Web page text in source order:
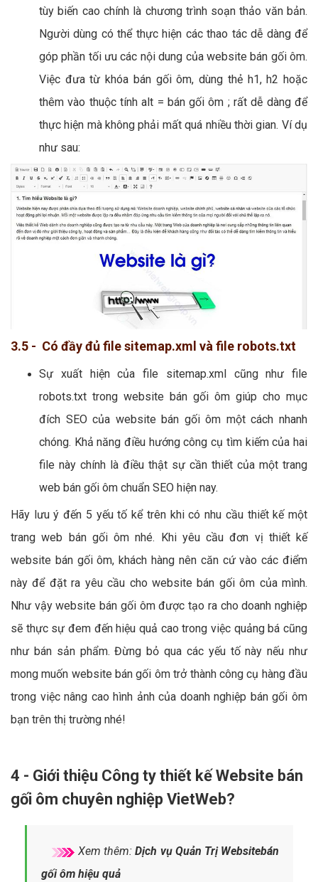
tùy biến cao chính là chương trình soạn thảo văn bản.
Người dùng có thể thực hiện các thao tác dễ dàng để
góp phần tối ưu các nội dung của website bán gối ôm.
Việc đưa từ khóa bán gối ôm, dùng thẻ h1, h2 hoặc
thêm vào thuộc tính alt = bán gối ôm ; rất dễ dàng để
thực hiện mà không phải mất quá nhiều thời gian. Ví dụ
như sau:
3.5 - Có đầy đủ file sitemap.xml và file robots.txt
Sự xuất hiện của file sitemap.xml cũng như file
robots.txt trong website bán gối ôm giúp cho mục
đích SEO của website bán gối ôm một cách nhanh
chóng. Khả năng điều hướng công cụ tìm kiếm của hai
file này chính là điều thật sự cần thiết của một trang
web bán gối ôm chuẩn SEO hiện nay.
Hãy lưu ý đến 5 yếu tố kể trên khi có nhu cầu thiết kế một
trang web bán gối ôm nhé. Khi yêu cầu đơn vị thiết kế
website bán gối ôm, khách hàng nên căn cứ vào các điểm
này để đặt ra yêu cầu cho website bán gối ôm của mình.
Như vậy website bán gối ôm được tạo ra cho doanh nghiệp
sẽ thực sự đem đến hiệu quả cao trong việc quảng bá cũng
như bán sản phẩm. Đừng bỏ qua các yếu tố này nếu như
mong muốn website bán gối ôm trở thành công cụ hàng đầu
trong việc nâng cao hình ảnh của doanh nghiệp bán gối ôm
bạn trên thị trường nhé!
4 - Giới thiệu Công ty thiết kế Website bán
gối ôm chuyên nghiệp VietWeb?
Xem thêm:Dịch vụ Quản Trị Websitebán
gối ôm hiệu quả